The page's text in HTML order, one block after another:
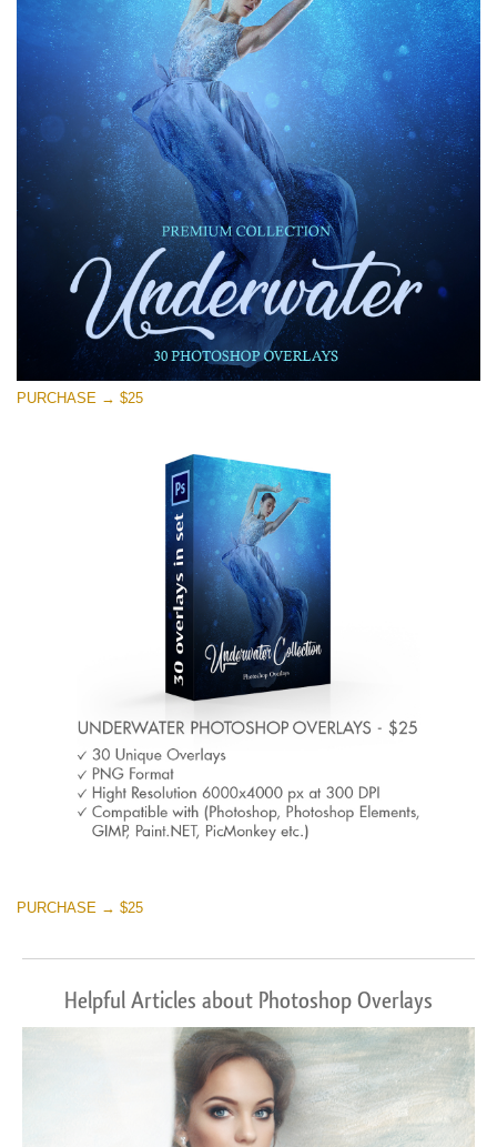
Entire Collection
(1783 Overlays)
Large 6000*4000px
Download Gratuito
PURCHASE → $25
PURCHASE → $25
Helpful Articles about Photoshop Overlays